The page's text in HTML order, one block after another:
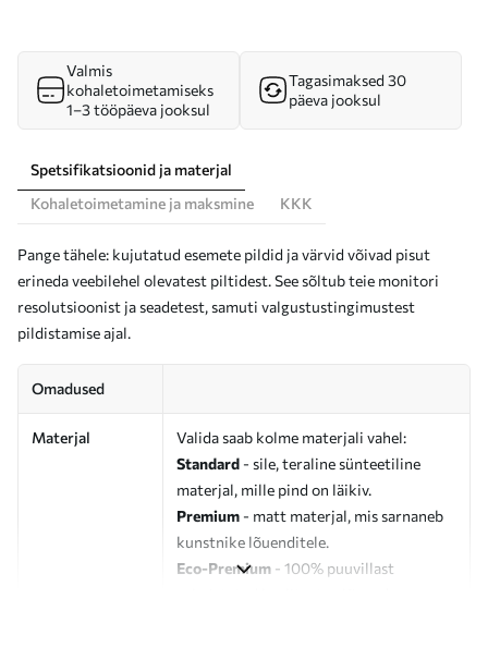
Valmis
kohaletoimetamiseks
1–3 tööpäeva jooksul
Tagasimaksed 30
päeva jooksul
Spetsifikatsioonid ja materjal
Kohaletoimetamine ja maksmine
KKK
Pange tähele: kujutatud esemete pildid ja värvid võivad pisut
erineda veebilehel olevatest piltidest. See sõltub teie monitori
resolutsioonist ja seadetest, samuti valgustustingimustest
pildistamise ajal.
Omadused
Materjal
Valida saab kolme materjali vahel:
Standard - sile, teraline sünteetiline
materjal, mille pind on läikiv.
Premium - matt materjal, mis sarnaneb
kunstnike lõuenditele.
Eco-Premium - 100% puuvillast